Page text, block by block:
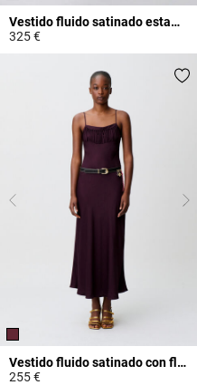
Vestido fluido satinado estampado
325 €
5 out of 5 Customer Rating
Vestido fluido satinado con flecos
255 €